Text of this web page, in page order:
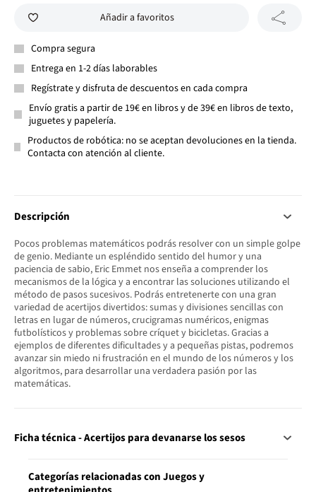
Añadir a favoritos
Compra segura
Entrega en 1-2 días laborables
Regístrate y disfruta de descuentos en cada compra
Envío gratis a partir de 19€ en libros y de 39€ en libros de texto,
juguetes y papelería.
Productos de robótica: no se aceptan devoluciones en la tienda.
Contacta con atención al cliente.
Descripción
Pocos problemas matemáticos podrás resolver con un simple golpe
de genio. Mediante un espléndido sentido del humor y una
paciencia de sabio, Eric Emmet nos enseña a comprender los
mecanismos de la lógica y a encontrar las soluciones utilizando el
método de pasos sucesivos. Podrás entretenerte con una gran
variedad de acertijos divertidos: sumas y divisiones sencillas con
letras en lugar de números, crucigramas numéricos, enigmas
futbolísticos y problemas sobre críquet y bicicletas. Gracias a
ejemplos de diferentes dificultades y a pequeñas pistas, podremos
avanzar sin miedo ni frustración en el mundo de los números y los
algoritmos, para desarrollar una verdadera pasión por las
matemáticas.
Ficha técnica - Acertijos para devanarse los sesos
Categorías relacionadas con Juegos y